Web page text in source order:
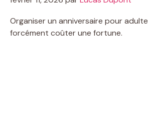
Organiser un anniversaire pour
forcément coûter une fortune.